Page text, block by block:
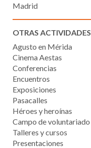
Madrid
OTRAS ACTIVIDADES
Agusto en Mérida
Cinema Aestas
Conferencias
Encuentros
Exposiciones
Pasacalles
Héroes y heroínas
Campo de voluntariado
Talleres y cursos
Presentaciones